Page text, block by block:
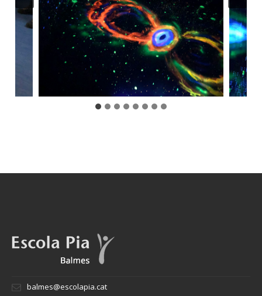
balmes@escolapia.cat